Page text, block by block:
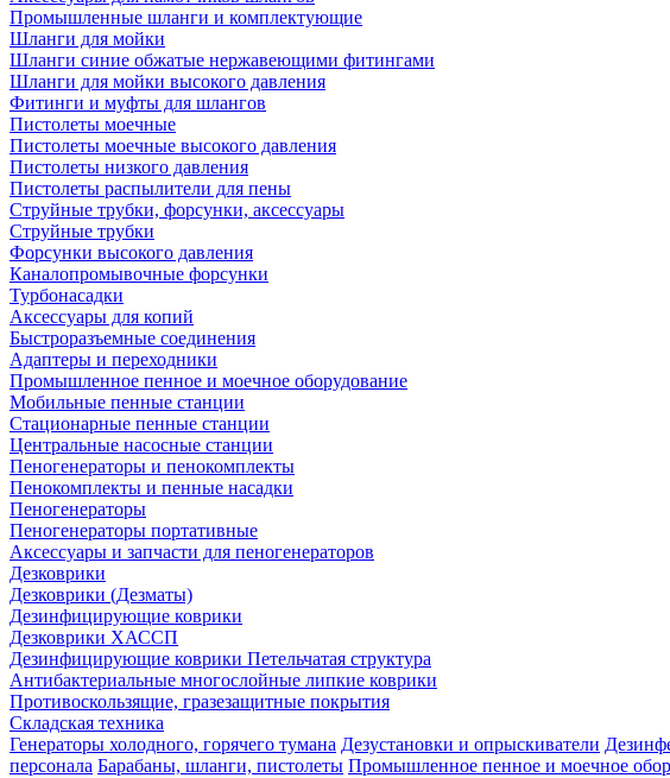
Промышленные шланги и комплектующие
Шланги для мойки
Шланги синие обжатые нержавеющими фитингами
Шланги для мойки высокого давления
Фитинги и муфты для шлангов
Пистолеты моечные
Пистолеты моечные высокого давления
Пистолеты низкого давления
Пистолеты распылители для пены
Струйные трубки, форсунки, аксессуары
Струйные трубки
Форсунки высокого давления
Каналопромывочные форсунки
Турбонасадки
Аксессуары для копий
Быстроразъемные соединения
Адаптеры и переходники
Промышленное пенное и моечное оборудование
Мобильные пенные станции
Стационарные пенные станции
Центральные насосные станции
Пеногенераторы и пенокомплекты
Пенокомплекты и пенные насадки
Пеногенераторы
Пеногенераторы портативные
Аксессуары и запчасти для пеногенераторов
Дезковрики
Дезковрики (Дезматы)
Дезинфицирующие коврики
Дезковрики ХАССП
Дезинфицирующие коврики Петельчатая структура
Антибактериальные многослойные липкие коврики
Противоскользящие, гразезащитные покрытия
Складская техника
Генераторы холодного, горячего тумана Дезустановки и опрыскиватели
персонала Барабаны, шланги, пистолеты Промышленное пенное и моечное